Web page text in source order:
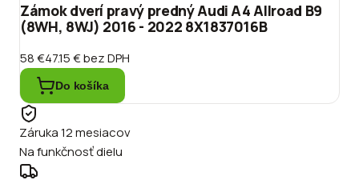
Zámok dverí pravý predný Audi A4 Allroad B9
(8WH, 8WJ) 2016 - 2022 8X1837016B
58 €47.15 €bez DPH
Do košíka
Záruka 12 mesiacov
Na funkčnosť dielu